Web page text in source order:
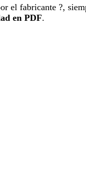
el fabricante ?,
en PDF.